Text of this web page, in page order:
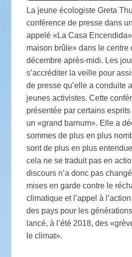
La jeune écologiste Greta
conférence de presse dans
appelé «La Casa
maison brûle» dans le centre
décembre après-midi. Les
s’accréditer la veille pour
de presse qu’elle a conduite
jeunes activistes. Cette
présentée par certains
un «grand barnum». Elle a
sommes de plus en plus
sont de plus en plus
cela ne se traduit pas en
discours n’a donc pas
mises en garde contre le
climatique et l’appel à
des pays pour les
lancé, à l’été 2018, des
le climat».